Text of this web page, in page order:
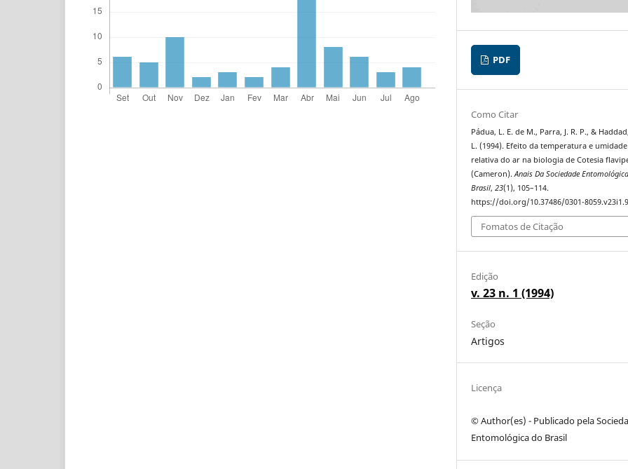
PDF
Como Citar
Pádua, L. E. de M., Parra, J. R. P., &
L. (1994). Efeito da temperatura e umidade
relativa do ar na biologia de Cotesia
(Cameron).Anais Da Sociedade
Brasil,23(1), 105–114.
https://doi.org/10.37486/0301-
Fomatos de Citação
Edição
v. 23 n. 1 (1994)
Seção
Artigos
Licença
© Author(es) - Publicado pela
Entomológica do Brasil